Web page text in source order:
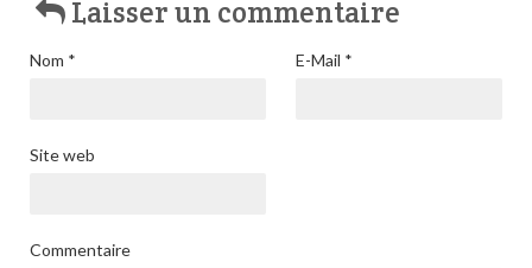
Laisser un commentaire
Nom * E-Mail *
Site web
Commentaire